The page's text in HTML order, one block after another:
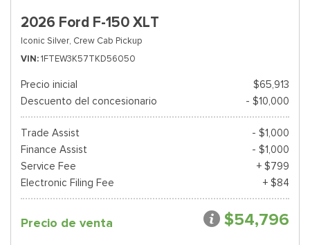
2026 Ford F-150 XLT
Iconic Silver, Crew Cab Pickup
VIN 1FTEW3K57TKD56050
Precio inicial
$65,913
Descuento del concesionario
- $10,000
Trade Assist
- $1,000
Finance Assist
- $1,000
Service Fee
+ $799
Electronic Filing Fee
+ $84
Precio de venta $54,796